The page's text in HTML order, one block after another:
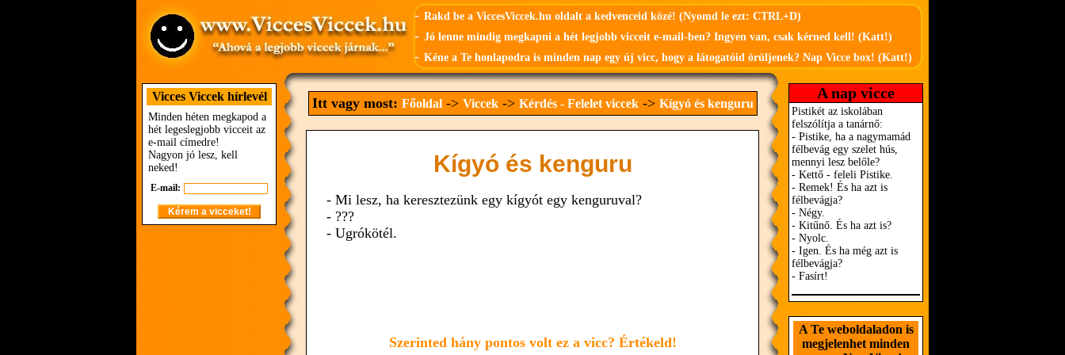
- Rakd be a ViccesViccek.hu oldalt a kedvenceid közé! (Nyomd le ezt: CTRL+D)
- Jó lenne mindig megkapni a hét legjobb vicceit e-mail-ben? Ingyen van, csak kérned kell! (Katt!)
- Kéne a Te honlapodra is minden nap egy új vicc, hogy a látogatóid örüljenek? Nap Vicce box! (Katt!)
Vicces Viccek hírlevél
Minden héten megkapod a
hét legeslegjobb vicceit az
e-mail címedre!
Nagyon jó lesz, kell
neked!
E-mail:
Itt vagy most: Főoldal-> Viccek-> Kérdés - Felelet viccek-> Kígyó és kenguru
Kígyó és kenguru
- Mi lesz, ha keresztezünk egy kígyót egy kenguruval?
- ???
- Ugrókötél.
Szerinted hány pontos volt ez a vicc? Értékeld!
A nap vicce
A Te weboldaladon is
megjelenhet minden